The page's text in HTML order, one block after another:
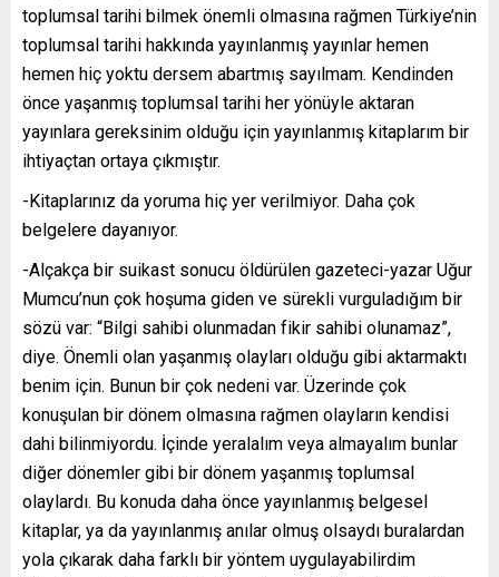
toplumsal tarihi bilmek önemli olmasına rağmen Türkiye’nin
toplumsal tarihi hakkında yayınlanmış yayınlar hemen
hemen hiç yoktu dersem abartmış sayılmam. Kendinden
önce yaşanmış toplumsal tarihi her yönüyle aktaran
yayınlara gereksinim olduğu için yayınlanmış kitaplarım bir
ihtiyaçtan ortaya çıkmıştır.
-Kitaplarınız da yoruma hiç yer verilmiyor. Daha çok
belgelere dayanıyor.
-Alçakça bir suikast sonucu öldürülen gazeteci-yazar Uğur
Mumcu’nun çok hoşuma giden ve sürekli vurguladığım bir
sözü var: “Bilgi sahibi olunmadan fikir sahibi olunamaz”,
diye. Önemli olan yaşanmış olayları olduğu gibi aktarmaktı
benim için. Bunun bir çok nedeni var. Üzerinde çok
konuşulan bir dönem olmasına rağmen olayların kendisi
dahi bilinmiyordu. İçinde yeralalım veya almayalım bunlar
diğer dönemler gibi bir dönem yaşanmış toplumsal
olaylardı. Bu konuda daha önce yayınlanmış belgesel
kitaplar, ya da yayınlanmış anılar olmuş olsaydı buralardan
yola çıkarak daha farklı bir yöntem uygulayabilirdim